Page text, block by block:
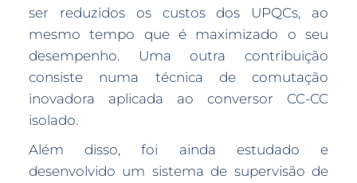
ser reduzidos os custos dos UPQCs, ao
mesmo tempo que é maximizado o seu
desempenho. Uma outra contribuição
consiste numa técnica de comutação
inovadora aplicada ao conversor CC-CC
isolado.
Além disso, foi ainda estudado e
desenvolvido um sistema de supervisão de